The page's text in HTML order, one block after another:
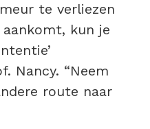
te verliezen
kun je
Nancy. “Neem
route naar